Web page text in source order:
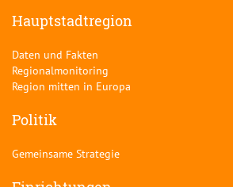
Hauptstadtregion
Daten und Fakten
Regionalmonitoring
Region mitten in Europa
Politik
Gemeinsame Strategie